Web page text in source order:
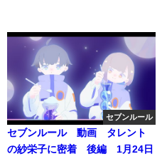
セブンルール
セブンルール 動画 タレント
の紗栄子に密着 後編 1月24日